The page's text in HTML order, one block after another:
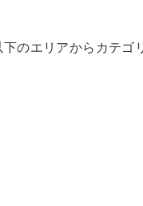
のエリアからカテゴ